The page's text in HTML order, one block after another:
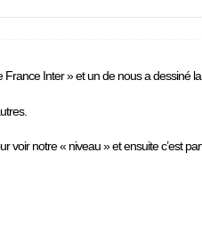
Inter » et un de nous a dessiné
voir notre « niveau » et ensuite c’est